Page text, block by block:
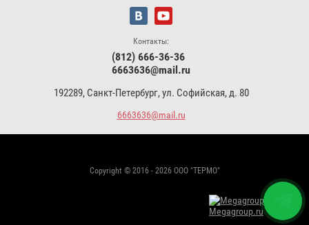
Контакты:
(812) 666-36-36
6663636@mail.ru
192289, Санкт-Петербург, ул. Софийская, д. 80
6663636@mail.ru
Copyright © 2016 - 2026 ООО "ТЕРМО"
Megagroup.ru